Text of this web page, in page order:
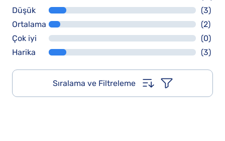
Düşük
(3)
Ortalama
(2)
Çok iyi
(0)
Harika
(3)
Sıralama ve Filtreleme